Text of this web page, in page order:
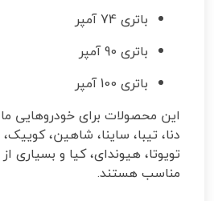
باتری 74 آمپر
باتری 90 آمپر
باتری 100 آمپر
این محصولات برای خودروهایی
تویوتا، هیوندای، کیا و بسیاری
مناسب هستند.